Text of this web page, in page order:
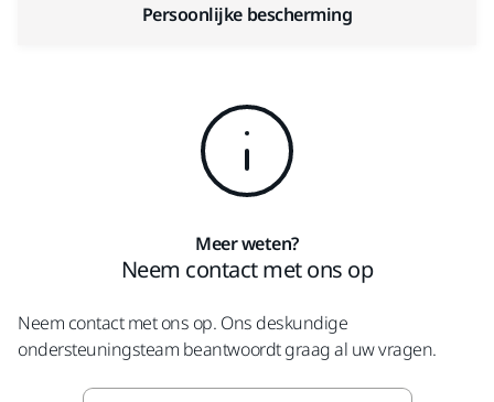
Persoonlijke bescherming
Meer weten?
Neem contact met ons op
Neem contact met ons op. Ons deskundige
ondersteuningsteam beantwoordt graag al uw vragen.